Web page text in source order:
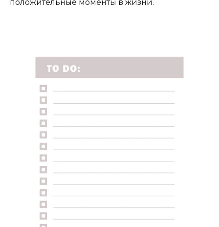
положительные моменты в жизни.